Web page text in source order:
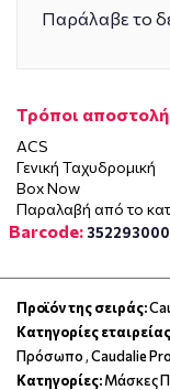
Παράλαβε το
Τρόποι
ACS
Γενική Ταχυδρομική
Box Now
Παραλαβή από το
Barcode:
Προϊόν της σειράς:
Κατηγορίες
Πρόσωπο,Caudalie
Κατηγορίες:Μάσκες